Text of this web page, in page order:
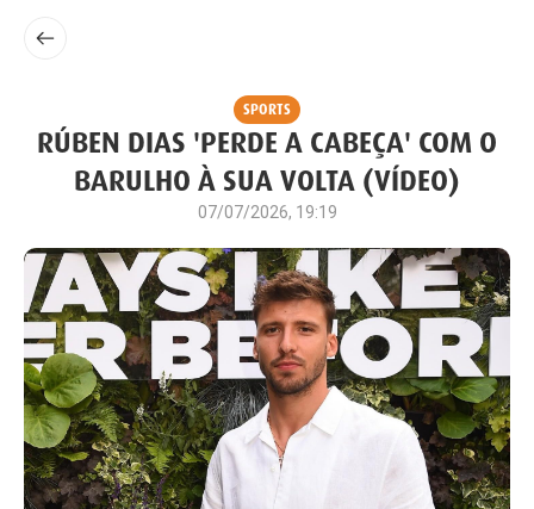
SPORTS
RÚBEN DIAS 'PERDE A CABEÇA' COM O
BARULHO À SUA VOLTA (VÍDEO)
07/07/2026, 19:19